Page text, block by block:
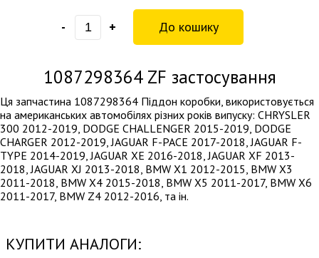
- +
1087298364ZF застосування
Ця запчастина 1087298364 Піддон коробки, використовується
на американських автомобілях різних років випуску: CHRYSLER
300 2012-2019, DODGE CHALLENGER 2015-2019, DODGE
CHARGER 2012-2019, JAGUAR F-PACE 2017-2018, JAGUAR F-
TYPE 2014-2019, JAGUAR XE 2016-2018, JAGUAR XF 2013-
2018, JAGUAR XJ 2013-2018, BMW X1 2012-2015, BMW X3
2011-2018, BMW X4 2015-2018, BMW X5 2011-2017, BMW X6
2011-2017, BMW Z4 2012-2016, та ін.
КУПИТИ АНАЛОГИ: